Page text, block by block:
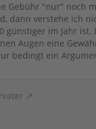
Gebühr "nur" noch
dann verstehe ich
günstiger im Jahr ist.
Augen eine
bedingt ein